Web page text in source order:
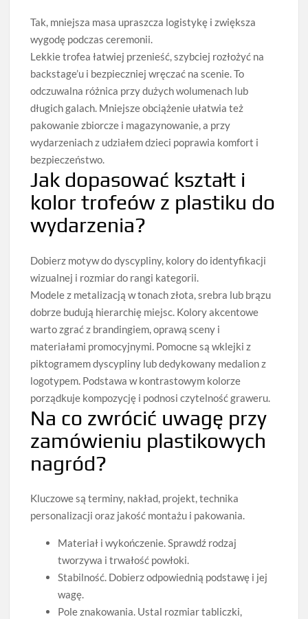
Tak, mniejsza masa upraszcza logistykę i zwiększa
wygodę podczas ceremonii.
Lekkie trofea łatwiej przenieść, szybciej rozłożyć na
backstage’u i bezpieczniej wręczać na scenie. To
odczuwalna różnica przy dużych wolumenach lub
długich galach. Mniejsze obciążenie ułatwia też
pakowanie zbiorcze i magazynowanie, a przy
wydarzeniach z udziałem dzieci poprawia komfort i
bezpieczeństwo.
Jak dopasować kształt i
kolor trofeów z plastiku do
wydarzenia?
Dobierz motyw do dyscypliny, kolory do identyfikacji
wizualnej i rozmiar do rangi kategorii.
Modele z metalizacją w tonach złota, srebra lub brązu
dobrze budują hierarchię miejsc. Kolory akcentowe
warto zgrać z brandingiem, oprawą sceny i
materiałami promocyjnymi. Pomocne są wklejki z
piktogramem dyscypliny lub dedykowany medalion z
logotypem. Podstawa w kontrastowym kolorze
porządkuje kompozycję i podnosi czytelność graweru.
Na co zwrócić uwagę przy
zamówieniu plastikowych
nagród?
Kluczowe są terminy, nakład, projekt, technika
personalizacji oraz jakość montażu i pakowania.
Materiał i wykończenie. Sprawdź rodzaj
tworzywa i trwałość powłoki.
Stabilność. Dobierz odpowiednią podstawę i jej
wagę.
Pole znakowania. Ustal rozmiar tabliczki,